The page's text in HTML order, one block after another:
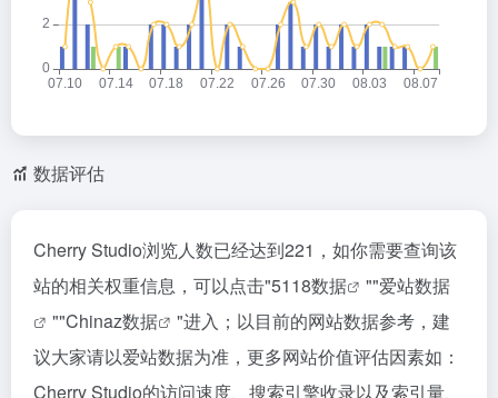
数据评估
Cherry Studio浏览人数已经达到221，如你需要查询该
站的相关权重信息，可以点击"5118数据 ""爱站数据
""Chinaz数据
"进入；以目前的网站数据参考，建
议大家请以爱站数据为准，更多网站价值评估因素如：
Cherry Studio的访问速度、搜索引擎收录以及索引量、